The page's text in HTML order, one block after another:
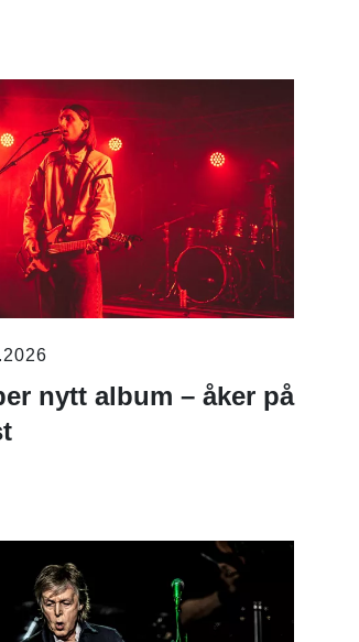
nytt album – åker på